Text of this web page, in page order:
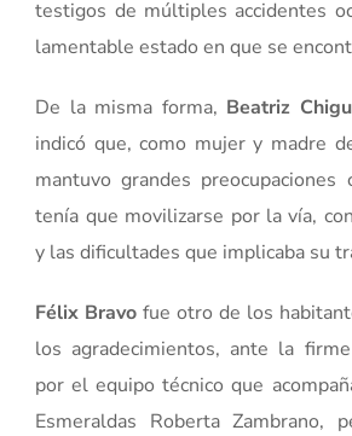
testigos de múltiples accidentes
lamentable estado en que se
De la misma forma, Beatriz
indicó que, como mujer y madre
mantuvo grandes preocupaciones
tenía que movilizarse por la vía,
y las dificultades que implicaba su
Félix Bravo fue otro de los
los agradecimientos, ante la
por el equipo técnico que
Esmeraldas Roberta Zambrano,